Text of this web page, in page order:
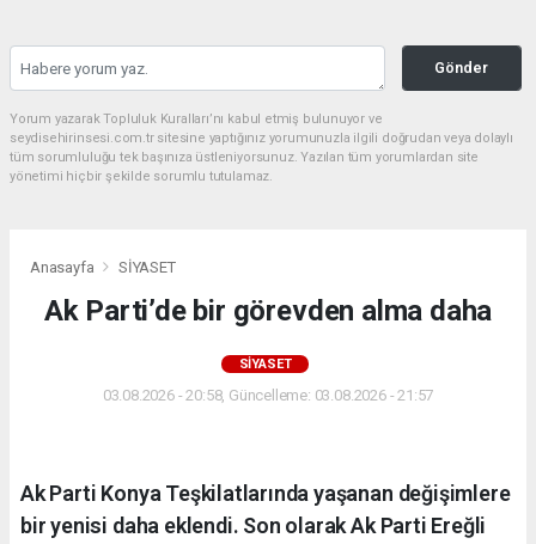
Gönder
Yorum yazarak Topluluk Kuralları’nı kabul etmiş bulunuyor ve
seydisehirinsesi.com.tr sitesine yaptığınız yorumunuzla ilgili doğrudan veya dolaylı
tüm sorumluluğu tek başınıza üstleniyorsunuz. Yazılan tüm yorumlardan site
yönetimi hiçbir şekilde sorumlu tutulamaz.
Anasayfa SİYASET
Ak Parti’de bir görevden alma daha
SİYASET
03.08.2026 - 20:58, Güncelleme: 03.08.2026 - 21:57
Ak Parti Konya Teşkilatlarında yaşanan değişimlere
bir yenisi daha eklendi. Son olarak Ak Parti Ereğli